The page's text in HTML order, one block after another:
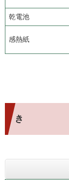
乾電池
感熱紙
き